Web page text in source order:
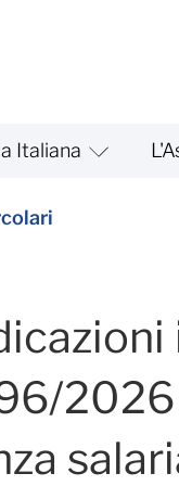
Italiana